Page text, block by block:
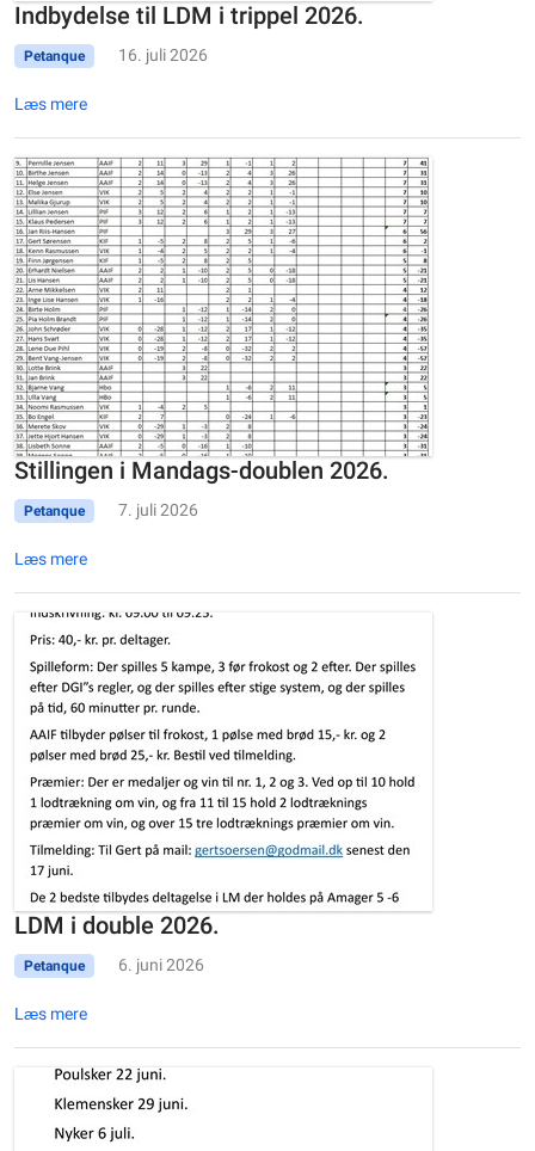
Indbydelse til LDM i trippel 2026.
Petanque 16. juli 2026
Læs mere
Stillingen i Mandags-doublen 2026.
Petanque 7. juli 2026
Læs mere
LDM i double 2026.
Petanque 6. juni 2026
Læs mere